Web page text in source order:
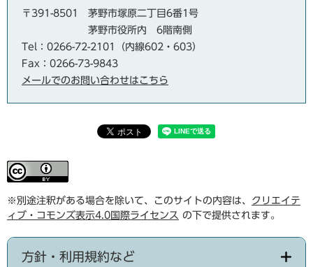
〒391-8501
茅野市塚原二丁目6番1号
茅野市役所内 6階南側
Tel：0266-72-2101（内線602・603）
Fax：0266-73-9843
メールでのお問い合わせはこちら
※別途注釈がある場合を除いて、このサイトの内容は、 クリエイテ
ィブ・コモンズ表示4.0国際ライセンス の下で提供されます。
方針・利用規約など